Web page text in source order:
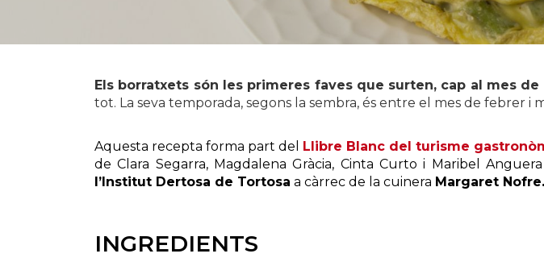
Els borratxets són les primeres faves que surten, cap al mes
tot. La seva temporada, segons la sembra, és entre el mes de febrer i
Aquesta recepta forma part del Llibre Blanc del turisme
de Clara Segarra, Magdalena Gràcia, Cinta Curto i Maribel
l’Institut Dertosa de Tortosa a càrrec de la cuinera Margaret Nofre.
INGREDIENTS